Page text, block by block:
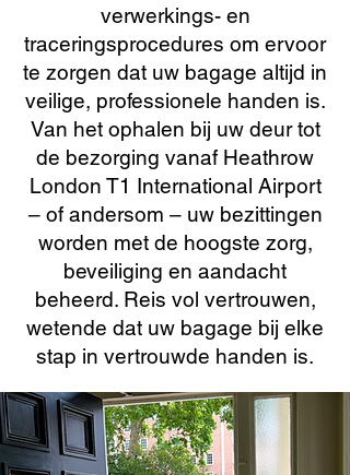
verwerkings- en
traceringsprocedures om ervoor
te zorgen dat uw bagage altijd in
veilige, professionele handen is.
Van het ophalen bij uw deur tot
de bezorging vanaf Heathrow
London T1 International Airport
– of andersom – uw bezittingen
worden met de hoogste zorg,
beveiliging en aandacht
beheerd. Reis vol vertrouwen,
wetende dat uw bagage bij elke
stap in vertrouwde handen is.